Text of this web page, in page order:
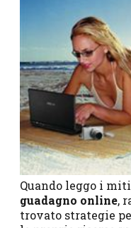
Quando leggo i
guadagno online,
trovato strategie